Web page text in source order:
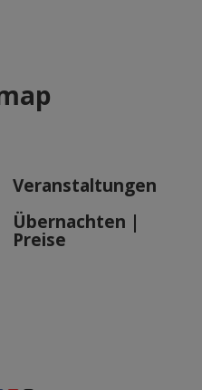
Veranstaltungen
Übernachten |
Preise